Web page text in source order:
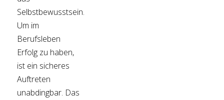
Selbstbewusstsein.
Um im
Berufsleben
Erfolg zu haben,
ist ein sicheres
Auftreten
unabdingbar. Das